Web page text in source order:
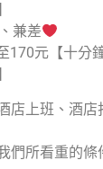
兼差
170元【十分
店上班、酒店
們所看重的